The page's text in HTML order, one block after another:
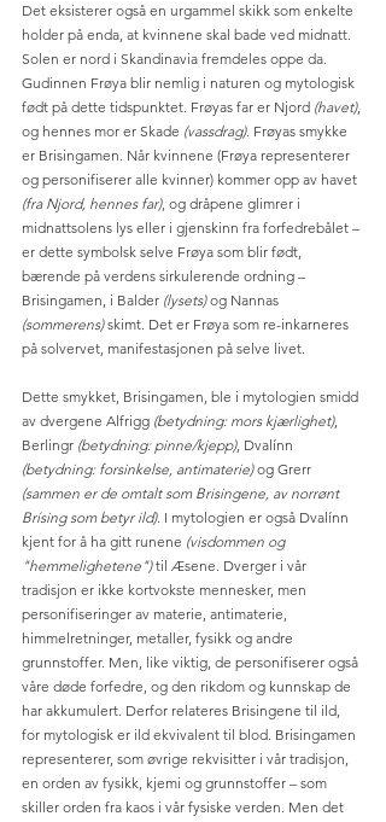
Det eksisterer også en urgammel skikk som enkelte
holder på enda, at kvinnene skal bade ved midnatt.
Solen er nord i Skandinavia fremdeles oppe da.
Gudinnen Frøya blir nemlig i naturen og mytologisk
født på dette tidspunktet. Frøyas far er Njord (havet),
og hennes mor er Skade (vassdrag). Frøyas smykke
er Brisingamen. Når kvinnene (Frøya representerer
og personifiserer alle kvinner) kommer opp av havet
(fra Njord, hennes far), og dråpene glimrer i
midnattsolens lys eller i gjenskinn fra forfedrebålet –
er dette symbolsk selve Frøya som blir født,
bærende på verdens sirkulerende ordning –
Brisingamen, i Balder (lysets) og Nannas
(sommerens) skimt. Det er Frøya som re-inkarneres
på solvervet, manifestasjonen på selve livet.
Dette smykket, Brisingamen, ble i mytologien smidd
av dvergene Alfrigg (betydning: mors kjærlighet),
Berlingr (betydning: pinne/kjepp), Dvalínn
(betydning: forsinkelse, antimaterie) og Grerr
(sammen er de omtalt som Brisingene, av norrønt
Brísing som betyr ild). I mytologien er også Dvalínn
kjent for å ha gitt runene (visdommen og
"hemmelighetene") til Æsene. Dverger i vår
tradisjon er ikke kortvokste mennesker, men
personifiseringer av materie, antimaterie,
himmelretninger, metaller, fysikk og andre
grunnstoffer. Men, like viktig, de personifiserer også
våre døde forfedre, og den rikdom og kunnskap de
har akkumulert. Derfor relateres Brisingene til ild,
for mytologisk er ild ekvivalent til blod. Brisingamen
representerer, som øvrige rekvisitter i vår tradisjon,
en orden av fysikk, kjemi og grunnstoffer – som
skiller orden fra kaos i vår fysiske verden. Men det